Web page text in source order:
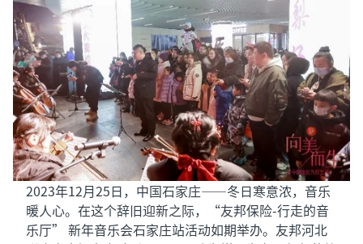
2023年12月25日，中国石家庄——冬日寒意浓，音乐
暖人心。在这个辞旧迎新之际，“友邦保险-行走的音
乐厅” 新年音乐会石家庄站活动如期举办。友邦河北